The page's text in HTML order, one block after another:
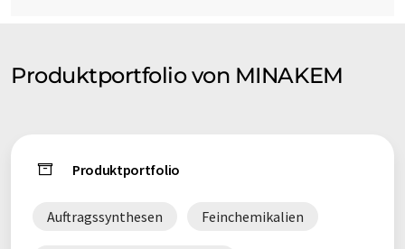
Produktportfolio von MINAKEM
Produktportfolio
Auftragssynthesen Feinchemikalien